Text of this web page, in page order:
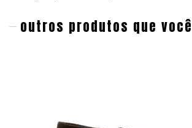
outros produtos que